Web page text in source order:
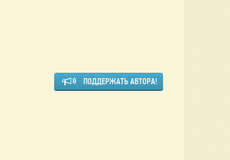
ПОДДЕРЖАТЬ АВТОРА!